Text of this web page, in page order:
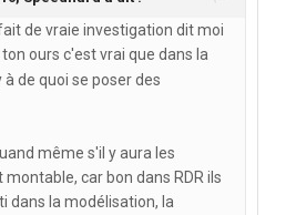
de vraie investigation dit moi
ours c'est vrai que dans la
de quoi se poser des
même s'il y aura les
car bon dans RDR ils
dans la modélisation, la